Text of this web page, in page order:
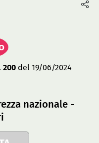
200 del 19/06/2024
nazionale -